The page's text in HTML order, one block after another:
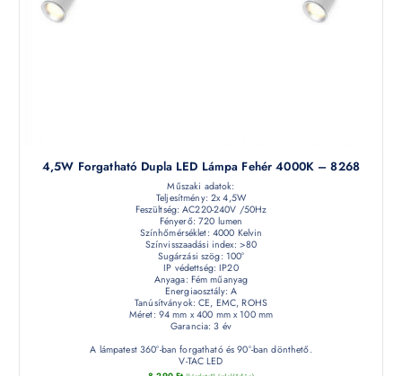
4,5W Forgatható Dupla LED Lámpa Fehér 4000K – 8268
Műszaki adatok:
Teljesítmény: 2x 4,5W
Feszültség: AC220-240V /50Hz
Fényerő: 720 lumen
Színhőmérséklet: 4000 Kelvin
Színvisszaadási index: >80
Sugárzási szög: 100°
IP védettség: IP20
Anyaga: Fém műanyag
Energiaosztály: A
Tanúsítványok: CE, EMC, ROHS
Méret: 94 mm x 400 mm x 100 mm
Garancia: 3 év
A lámpatest 360°-ban forgatható és 90°-ban dönthető.
V-TAC LED